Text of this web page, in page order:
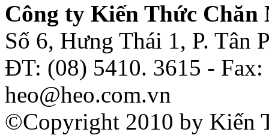
Công ty Kiến Thức Chăn
Số 6, Hưng Thái 1, P. Tân
ĐT: (08) 5410. 3615 -
heo@heo.com.vn
©Copyright 2010 by Kiến